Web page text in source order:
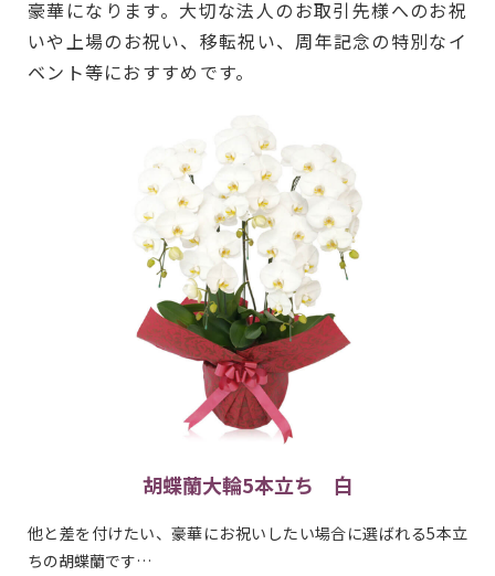
豪華になります。大切な法人のお取引先様へのお祝
いや上場のお祝い、移転祝い、周年記念の特別なイ
ベント等におすすめです。
胡蝶蘭大輪5本立ち 白
他と差を付けたい、豪華にお祝いしたい場合に選ばれる5本立
ちの胡蝶蘭です…